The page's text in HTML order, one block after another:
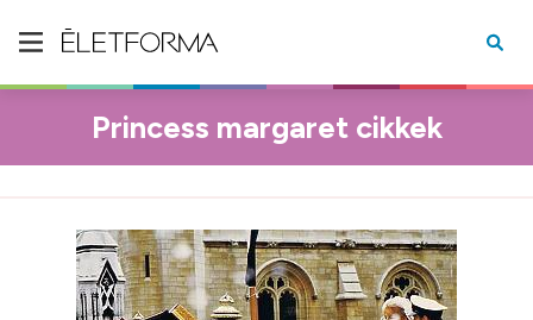
Princess margaret cikkek